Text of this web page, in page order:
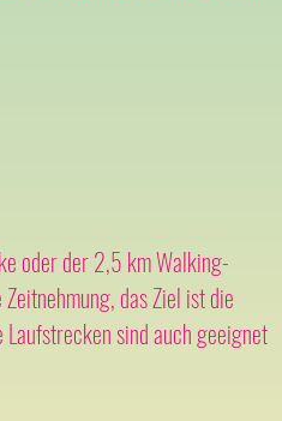
oder der 2,5 km Walking-
das Ziel ist die
sind auch geeignet